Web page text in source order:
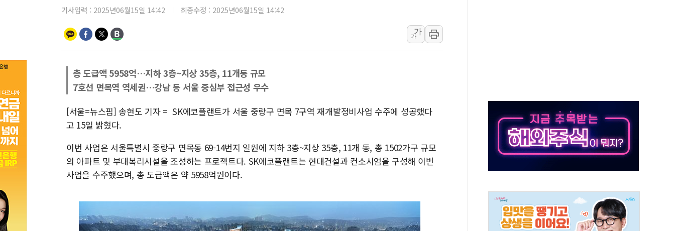
홈플러스發 대형마트 판매, 역대 최대폭 감소한 9.4%↓…유통업계 양극화 심화
윤준병·이해민 의원, '정부 특사'로 콜롬비아 대통령 취임식 참석
현대그린푸드 '텍사스로드하우스' 잠실점, 직장인 핫플레이스로 부상
與 "세제개편안 8월 말 당정 조율 완료…초고가·비거주 1주택 등 여론 수렴"
기사입력 : 2025년06월15일 14:42 최종수정 : 2025년06월15일 14:42
가
가
총 도급액 5958억…지하 3층~지상 35층, 11개동 규모
7호선 면목역 역세권…강남 등 서울 중심부 접근성 우수
[서울=뉴스핌] 송현도 기자 = SK에코플랜트가 서울 중랑구 면목 7구역 재개발정비사업 수주에 성공했다
고 15일 밝혔다.
이번 사업은 서울특별시 중랑구 면목동 69-14번지 일원에 지하 3층~지상 35층, 11개 동, 총 1502가구 규모
의 아파트 및 부대복리시설을 조성하는 프로젝트다. SK에코플랜트는 현대건설과 컨소시엄을 구성해 이번
사업을 수주했으며, 총 도급액은 약 5958억원이다.